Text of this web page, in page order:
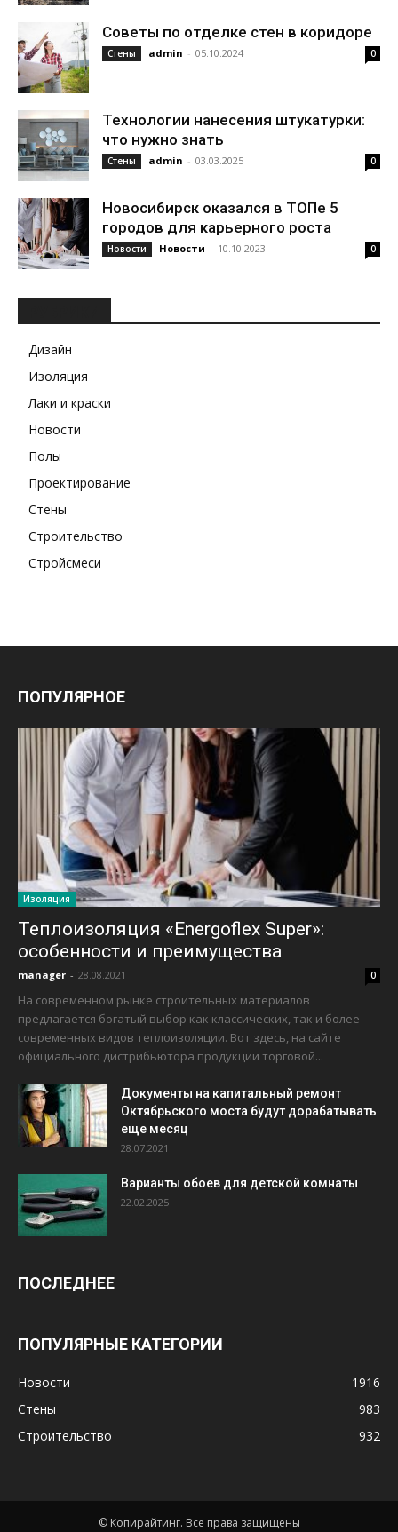
Советы по отделке стен в коридоре
Стены admin - 05.10.2024 0
Технологии нанесения штукатурки:
что нужно знать
Стены admin - 03.03.2025 0
Новосибирск оказался в ТОПе 5
городов для карьерного роста
Новости Новости - 10.10.2023 0
Дизайн
Изоляция
Лаки и краски
Новости
Полы
Проектирование
Стены
Строительство
Стройсмеси
ПОПУЛЯРНОЕ
Изоляция
Теплоизоляция «Energoflex Super»:
особенности и преимущества
manager - 28.08.2021 0
На современном рынке строительных материалов
предлагается богатый выбор как классических, так и более
современных видов теплоизоляции. Вот здесь, на сайте
официального дистрибьютора продукции торговой...
Документы на капитальный ремонт
Октябрьского моста будут дорабатывать
еще месяц
28.07.2021
Варианты обоев для детской комнаты
22.02.2025
ПОСЛЕДНЕЕ
ПОПУЛЯРНЫЕ КАТЕГОРИИ
Новости
1916
Стены
983
Строительство
932
© Копирайтинг. Все права защищены